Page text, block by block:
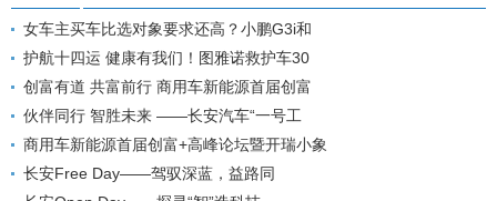
女车主买车比选对象要求还高？小鹏G3i和
护航十四运 健康有我们！图雅诺救护车30
创富有道 共富前行 商用车新能源首届创富
伙伴同行 智胜未来 ——长安汽车“一号工
商用车新能源首届创富+高峰论坛暨开瑞小象
长安Free Day——驾驭深蓝，益路同